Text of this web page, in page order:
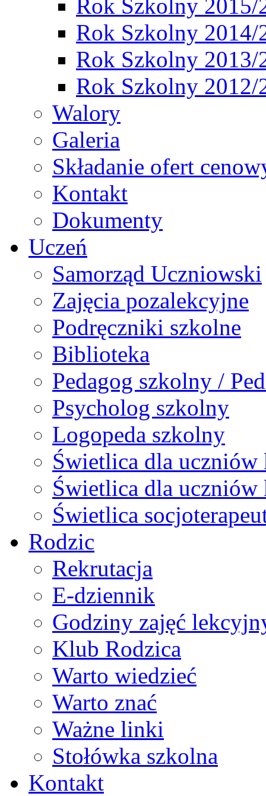
Rok Szkolny 2015/
Rok Szkolny 2014/
Rok Szkolny 2013/
Rok Szkolny 2012/
Walory
Galeria
Składanie ofert
Kontakt
Dokumenty
Uczeń
Samorząd Uczniowski
Zajęcia pozalekcyjne
Podręczniki szkolne
Biblioteka
Pedagog szkolny /
Psycholog szkolny
Logopeda szkolny
Świetlica dla uczniów
Świetlica dla
Świetlica
Rodzic
Rekrutacja
E-dziennik
Godziny zajęć
Klub Rodzica
Warto wiedzieć
Warto znać
Ważne linki
Stołówka szkolna
Kontakt